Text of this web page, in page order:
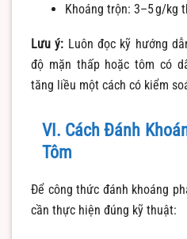
Khoáng trộn: 3–5 g/kg
Lưu ý: Luôn đọc kỹ hướng
độ mặn thấp hoặc tôm có
tăng liều một cách có kiểm
VI. Cách Đánh
Tôm
Để công thức đánh khoáng
cần thực hiện đúng kỹ thuật: